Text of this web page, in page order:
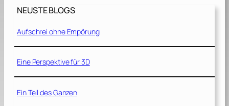
NEUSTE BLOGS
Aufschrei ohne Empörung
Eine Perspektive für 3D
Ein Teil des Ganzen